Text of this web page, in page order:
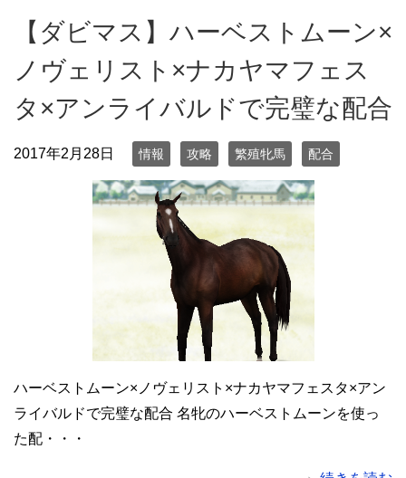
【ダビマス】ハーベストムーン×
ノヴェリスト×ナカヤマフェス
タ×アンライバルドで完璧な配合
2017年2月28日 情報 攻略 繁殖牝馬 配合
ハーベストムーン×ノヴェリスト×ナカヤマフェスタ×アン
ライバルドで完璧な配合 名牝のハーベストムーンを使っ
た配・・・